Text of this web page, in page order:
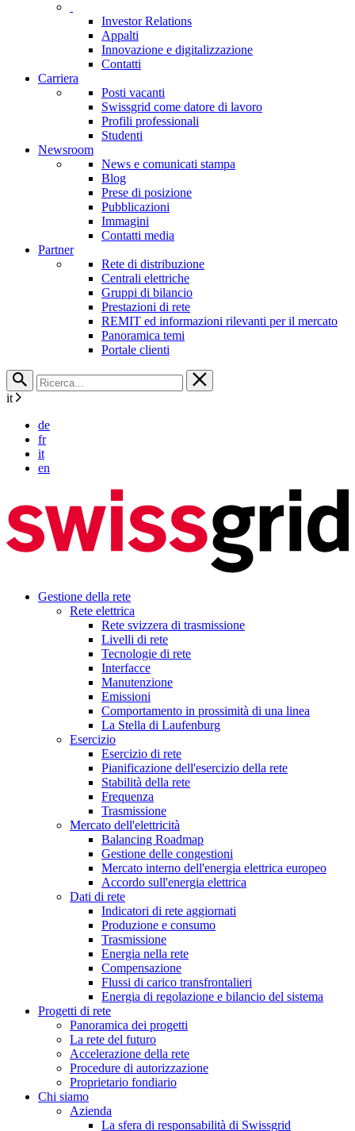
Investor Relations
Appalti
Innovazione e digitalizzazione
Contatti
Carriera
Posti vacanti
Swissgrid come datore di lavoro
Profili professionali
Studenti
Newsroom
News e comunicati stampa
Blog
Prese di posizione
Pubblicazioni
Immagini
Contatti media
Partner
Rete di distribuzione
Centrali elettriche
Gruppi di bilancio
Prestazioni di rete
REMIT ed informazioni rilevanti per il mercato
Panoramica temi
Portale clienti
it
de
fr
it
en
Gestione della rete
Rete elettrica
Rete svizzera di trasmissione
Livelli di rete
Tecnologie di rete
Interfacce
Manutenzione
Emissioni
Comportamento in prossimità di una linea
La Stella di Laufenburg
Esercizio
Esercizio di rete
Pianificazione dell'esercizio della rete
Stabilità della rete
Frequenza
Trasmissione
Mercato dell'elettricità
Balancing Roadmap
Gestione delle congestioni
Mercato interno dell'energia elettrica europeo
Accordo sull'energia elettrica
Dati di rete
Indicatori di rete aggiornati
Produzione e consumo
Trasmissione
Energia nella rete
Compensazione
Flussi di carico transfrontalieri
Energia di regolazione e bilancio del sistema
Progetti di rete
Panoramica dei progetti
La rete del futuro
Accelerazione della rete
Procedure di autorizzazione
Proprietario fondiario
Chi siamo
Azienda
La sfera di responsabilità di Swissgrid